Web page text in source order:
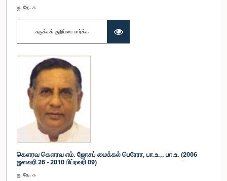
ஐ. தே. க
சுருக்கக் குறிப்பை பார்க்க
கௌரவ கௌரவ எம். ஜோசப் மைக்கல் பெரேரா, பா.உ.,, பா.உ. (2006
ஜனவரி 26 - 2010 பிப்ரவரி 09)
ஐ. தே. க